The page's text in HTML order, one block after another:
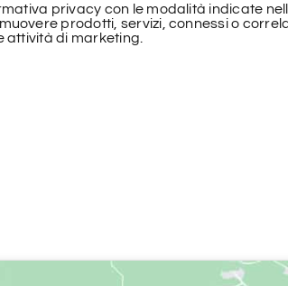
privacy con le modalità indicate
prodotti, servizi, connessi o
attività di marketing.